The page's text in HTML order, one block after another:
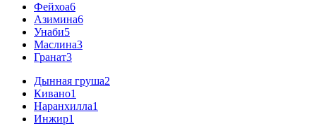
Фейхоа6
Азимина6
Унаби5
Маслина3
Гранат3
Дынная груша2
Кивано1
Наранхилла1
Инжир1